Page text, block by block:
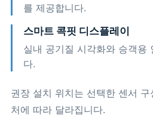
를 제공합니다.
스마트 콕핏 디스플레이
실내 공기질 시각화와 승객용
다.
권장 설치 위치는 선택한 센서
처에 따라 달라집니다.